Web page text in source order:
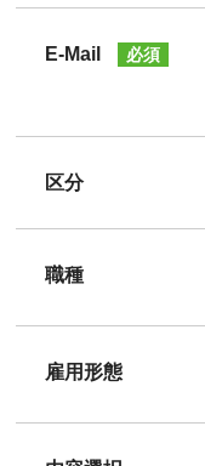
E-Mail 必須
区分
職種
雇用形態